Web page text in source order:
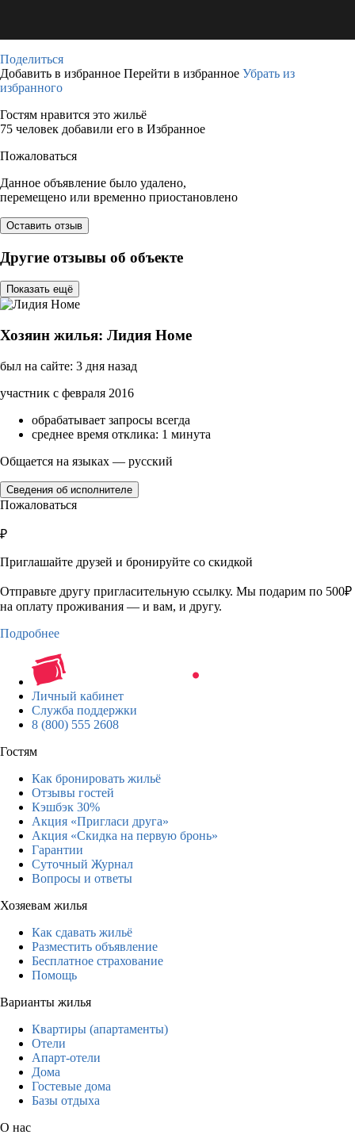
Поделиться
Добавить в избранное Перейти в избранное Убрать из
избранного
Гостям нравится это жильё
75 человек добавили его в Избранное
Пожаловаться
Данное объявление было удалено,
перемещено или временно приостановлено
Оставить отзыв
Другие отзывы об объекте
Показать ещё
Хозяин жилья: Лидия Номе
был на сайте: 3 дня назад
участник с февраля 2016
обрабатывает запросы всегда
среднее время отклика: 1 минута
Общается на языках — русский
Сведения об исполнителе
Пожаловаться
₽
Приглашайте друзей и бронируйте со скидкой
Отправьте другу пригласительную ссылку. Мы подарим по 500₽
на оплату проживания — и вам, и другу.
Подробнее
Личный кабинет
Служба поддержки
8 (800) 555 2608
Гостям
Как бронировать жильё
Отзывы гостей
Кэшбэк 30%
Акция «Пригласи друга»
Акция «Скидка на первую бронь»
Гарантии
Суточный Журнал
Вопросы и ответы
Хозяевам жилья
Как сдавать жильё
Разместить объявление
Бесплатное страхование
Помощь
Варианты жилья
Квартиры (апартаменты)
Отели
Апарт-отели
Дома
Гостевые дома
Базы отдыха
О нас